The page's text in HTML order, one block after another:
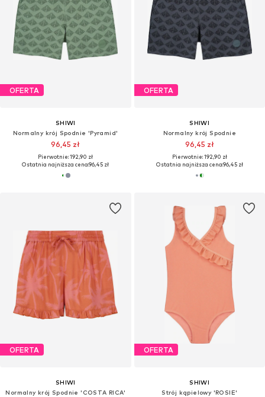
OFERTA
SHIWI
Normalny krój Spodnie 'Pyramid'
96,45 zł
Pierwotnie: 192,90 zł
Ostatnia najniższa cena:96,45 zł
OFERTA
SHIWI
Normalny krój Spodnie
96,45 zł
Pierwotnie: 192,90 zł
Ostatnia najniższa cena:96,45 zł
OFERTA
SHIWI
Normalny krój Spodnie 'COSTA RICA'
OFERTA
SHIWI
Strój kąpielowy 'ROSIE'